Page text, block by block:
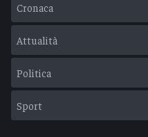
Cronaca
Attualità
Politica
Sport